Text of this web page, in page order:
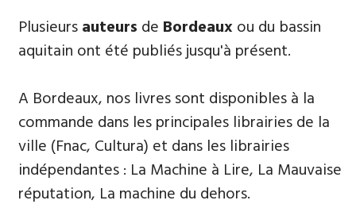
Plusieursauteurs de Bordeauxou du bassin
aquitain ont été publiés jusqu'à présent.
A Bordeaux, nos livres sont disponibles à la
commande dans les principales librairies de la
ville (Fnac, Cultura) et dans les librairies
indépendantes : La Machine à Lire, La Mauvaise
réputation, La machine du dehors.